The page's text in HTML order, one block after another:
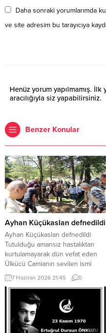
Daha sonraki yorumlarımda
ve site adresim bu tarayıcıya
Henüz yorum yapılmamış.
aracılığıyla siz yapabilirsiniz.
Benzer Konular
Ayhan Küçükaslan defnedildi
Ayhan Küçükaslan defnedildi
Tutulduğu amansız hastalıktan
kurtulamayarak dün vefat eden
Ülkücü Camianın sevilen ismi
Ayhan Küçükaslan, yoğun bir
katılımın olduğu cenaze merasimi
sonrası Karşıyaka Mezarlığına
defnedildi. Küçükaslan’ın
cenazesine katılan eş-dost akraba
ve arkadaşlarından helallik alındı.
7 Haziran 2026 21:45 0